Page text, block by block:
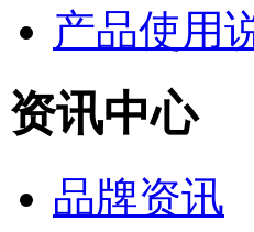
产品使用
资讯中心
品牌资讯